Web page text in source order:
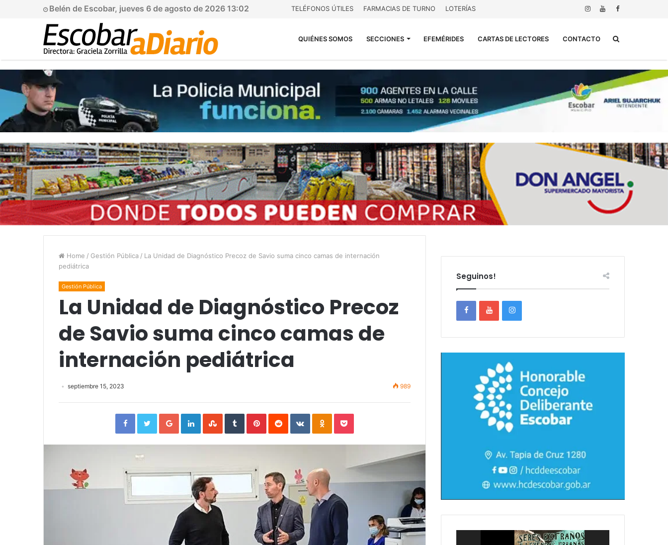
Belén de Escobar, jueves 6 de agosto de 2026 13:02 TELÉFONOS ÚTILES FARMACIAS DE TURNO LOTERÍAS
QUIÉNES SOMOS SECCIONES EFEMÉRIDES CARTAS DE LECTORES CONTACTO
Home / Gestión Pública / La Unidad de Diagnóstico Precoz de Savio suma cinco camas de internación
pediátrica
Gestión Pública
La Unidad de Diagnóstico Precoz
de Savio suma cinco camas de
internación pediátrica
septiembre 15, 2023 989
FacebookTwitterGoogle+LinkedInStumbleUpon
TumblrPinterestReddit VKontakteOdnoklassniki
Pocket
Seguinos!